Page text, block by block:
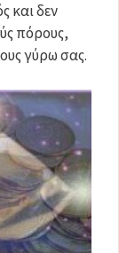
και δεν
πόρους,
γύρω σας.